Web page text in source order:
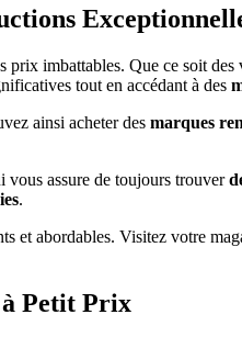
prix imbattables. Que ce soit
tout en accédant à des
ainsi acheter des marques
vous assure de toujours trouver
.
et abordables. Visitez votre
à Petit Prix